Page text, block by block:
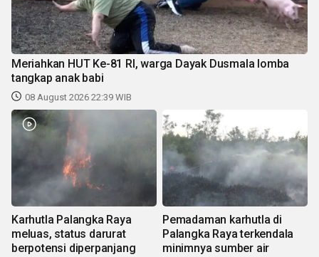
Meriahkan HUT Ke-81 RI, warga Dayak Dusmala lomba
tangkap anak babi
08 August 2026 22:39 WIB
Karhutla Palangka Raya
meluas, status darurat
berpotensi diperpanjang
Pemadaman karhutla di
Palangka Raya terkendala
minimnya sumber air